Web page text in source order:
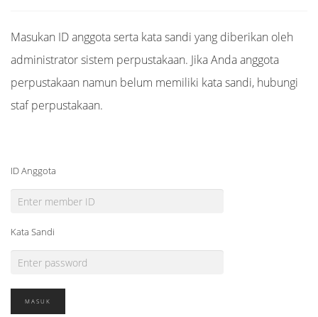
Masukan ID anggota serta kata sandi yang diberikan oleh
administrator sistem perpustakaan. Jika Anda anggota
perpustakaan namun belum memiliki kata sandi, hubungi
staf perpustakaan.
ID Anggota
Kata Sandi